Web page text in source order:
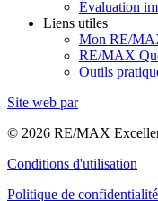
Évaluation
Liens utiles
Mon RE/
RE/MAX
Outils
Site web par
© 2026 RE/MAX
Conditions d'utilisation
Politique de confidentialité